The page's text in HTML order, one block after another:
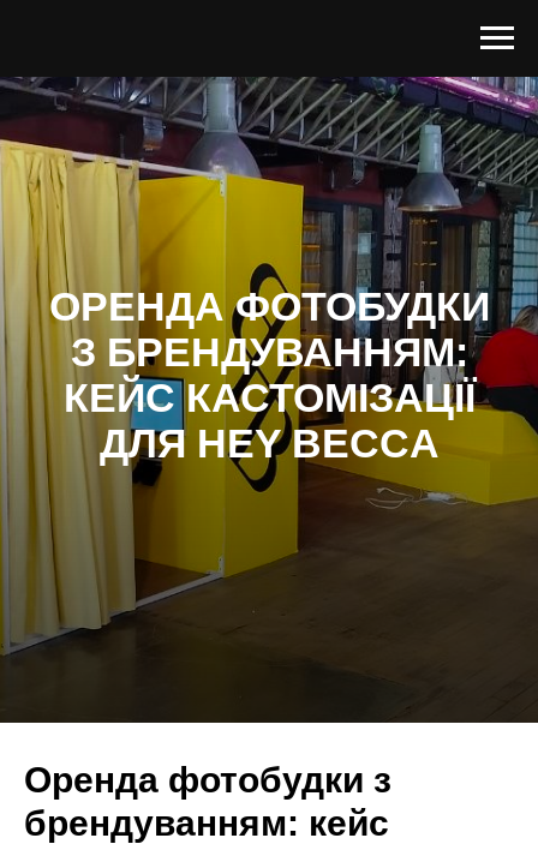
ОРЕНДА ФОТОБУДКИ
З БРЕНДУВАННЯМ:
КЕЙС КАСТОМІЗАЦІЇ
ДЛЯ HEY BECCA
Оренда фотобудки з
брендуванням: кейс